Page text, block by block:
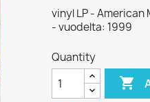
vinyl LP - American
- vuodelta: 1999
Quantity
